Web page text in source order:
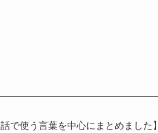
で使う言葉を中心にまとめました】